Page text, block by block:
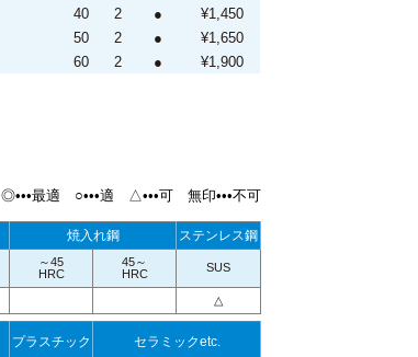
40 2 ●
¥1,450
50 2 ●
¥1,650
60 2 ● ¥1,900
◎•••最適 ○•••適 △•••可 無印•••不可
焼入れ鋼 ステンレス鋼
～45
HRC
45～
HRC
SUS
△
プラスチック セラミックetc.